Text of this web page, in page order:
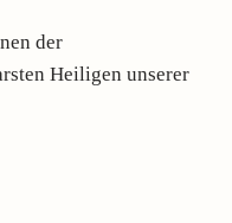
der
Heiligen unserer